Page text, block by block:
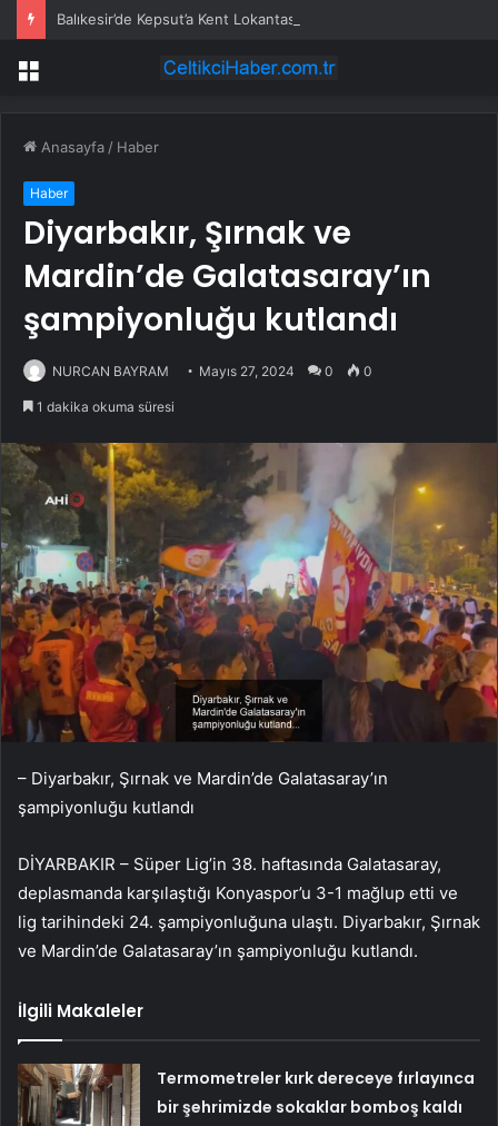
Balıkesir’de Kepsut’a Kent Lokantası ve altyapı desteği
Menü
Anasayfa / Haber
Haber
Diyarbakır, Şırnak ve
Mardin’de Galatasaray’ın
şampiyonluğu kutlandı
NURCAN BAYRAM Mayıs 27, 2024 0 0
1 dakika okuma süresi
– Diyarbakır, Şırnak ve Mardin’de Galatasaray’ın
şampiyonluğu kutlandı
DİYARBAKIR – Süper Lig’in 38. haftasında Galatasaray,
deplasmanda karşılaştığı Konyaspor’u 3-1 mağlup etti ve
lig tarihindeki 24. şampiyonluğuna ulaştı. Diyarbakır, Şırnak
ve Mardin’de Galatasaray’ın şampiyonluğu kutlandı.
İlgili Makaleler
Termometreler kırk dereceye fırlayınca
bir şehrimizde sokaklar bomboş kaldı